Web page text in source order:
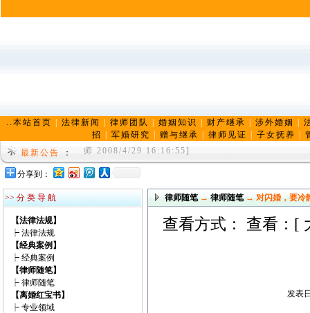
..本站首页 法律新闻 律师团队 婚姻知识 财产继承 涉外婚姻
招
军婚研究 赠与继承 律师见证 子女抚养
最新公告
：
陈兆港律师，男，汉族，山东大学硕士学位，山东
师 2008/4/29 16:16:55]
济南婚姻律师， 济南离婚律师， 济南婚姻律师网
r 2009/4/12 21:47:39]
分享到：
>> 分 类 导 航
【法律法规】
┝ 法律法规
【经典案例】
┝ 经典案例
【律师随笔】
┝ 律师随笔
【离婚红宝书】
┝ 专业领域
律师随笔→ 律师随笔→ 对闪婚，要冷
查看方式： 查看：[
发表